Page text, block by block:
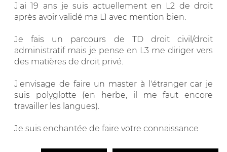
J'ai 19 ans je suis actuellement en L2 de droit
après avoir validé ma L1 avec mention bien.
Je fais un parcours de TD droit civil/droit
administratif mais je pense en L3 me diriger vers
des matières de droit privé.
J'envisage de faire un master à l'étranger car je
suis polyglotte (en herbe, il me faut encore
travailler les langues).
Je suis enchantée de faire votre connaissance